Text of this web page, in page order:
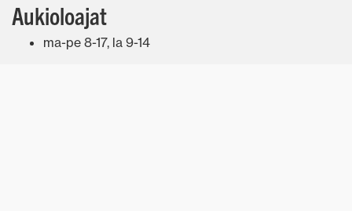
Aukioloajat
ma-pe 8-17, la 9-14